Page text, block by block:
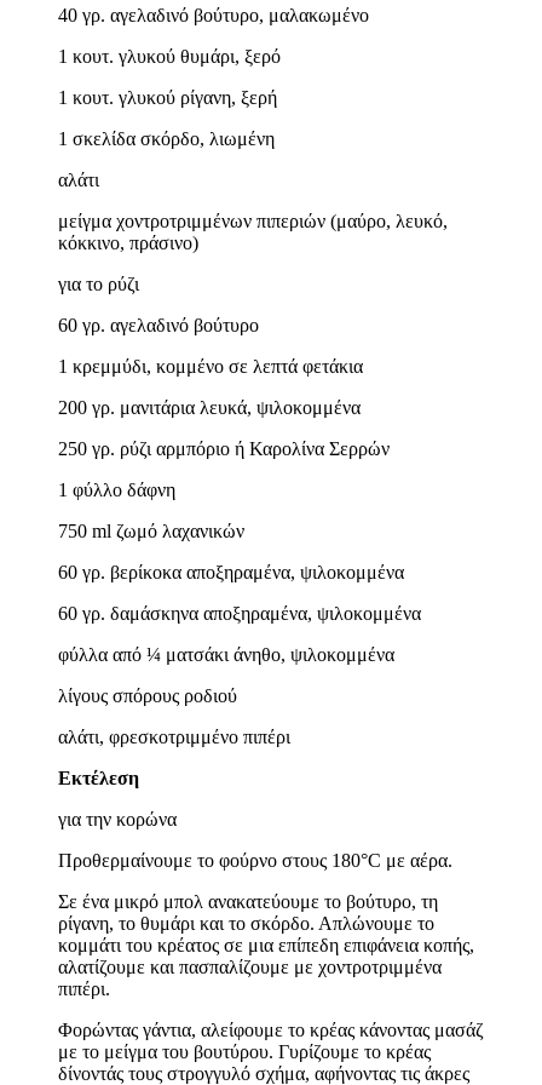
40 γρ. αγελαδινό βούτυρο, μαλακωμένο
1 κουτ. γλυκού θυμάρι, ξερό
1 κουτ. γλυκού ρίγανη, ξερή
1 σκελίδα σκόρδο, λιωμένη
αλάτι
μείγμα χοντροτριμμένων πιπεριών (μαύρο, λευκό,
κόκκινο, πράσινο)
για το ρύζι
60 γρ. αγελαδινό βούτυρο
1 κρεμμύδι, κομμένο σε λεπτά φετάκια
200 γρ. μανιτάρια λευκά, ψιλοκομμένα
250 γρ. ρύζι αρμπόριο ή Καρολίνα Σερρών
1 φύλλο δάφνη
750 ml ζωμό λαχανικών
60 γρ. βερίκοκα αποξηραμένα, ψιλοκομμένα
60 γρ. δαμάσκηνα αποξηραμένα, ψιλοκομμένα
φύλλα από ¼ ματσάκι άνηθο, ψιλοκομμένα
λίγους σπόρους ροδιού
αλάτι, φρεσκοτριμμένο πιπέρι
Εκτέλεση
για την κορώνα
Προθερμαίνουμε το φούρνο στους 180°C με αέρα.
Σε ένα μικρό μπολ ανακατεύουμε το βούτυρο, τη
ρίγανη, το θυμάρι και το σκόρδο. Απλώνουμε το
κομμάτι του κρέατος σε μια επίπεδη επιφάνεια κοπής,
αλατίζουμε και πασπαλίζουμε με χοντροτριμμένα
πιπέρι.
Φορώντας γάντια, αλείφουμε το κρέας κάνοντας μασάζ
με το μείγμα του βουτύρου. Γυρίζουμε το κρέας
δίνοντάς τους στρογγυλό σχήμα, αφήνοντας τις άκρες